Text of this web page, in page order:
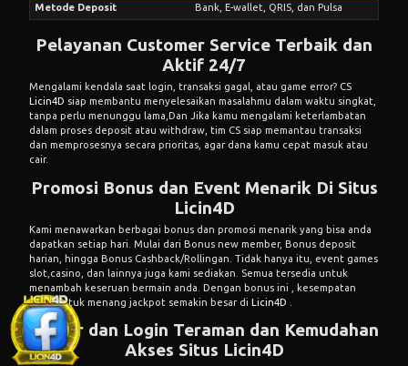
Metode Deposit Bank, E-wallet, QRIS, dan Pulsa
Pelayanan Customer Service Terbaik dan
Aktif 24/7
Mengalami kendala saat login, transaksi gagal, atau game error? CS
Licin4D siap membantu menyelesaikan masalahmu dalam waktu singkat,
tanpa perlu menunggu lama,Dan Jika kamu mengalami keterlambatan
dalam proses deposit atau withdraw, tim CS siap memantau transaksi
dan memprosesnya secara prioritas, agar dana kamu cepat masuk atau
cair.
Promosi Bonus dan Event Menarik Di Situs
Licin4D
Kami menawarkan berbagai bonus dan promosi menarik yang bisa anda
dapatkan setiap hari. Mulai dari Bonus new member, Bonus deposit
harian, hingga Bonus Cashback/Rollingan. Tidak hanya itu, event games
slot,casino, dan lainnya juga kami sediakan. Semua tersedia untuk
menambah keseruan bermain anda. Dengan bonus ini , kesempatan
anda untuk menang jackpot semakin besar di
Licin4D
Daftar dan Login Teraman dan Kemudahan
Akses Situs Licin4D